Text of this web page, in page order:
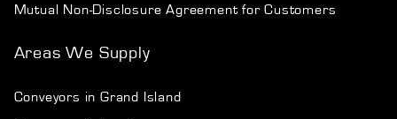
Mutual Non-Disclosure Agreement for Customers
Areas We Supply
Conveyors in Grand Island